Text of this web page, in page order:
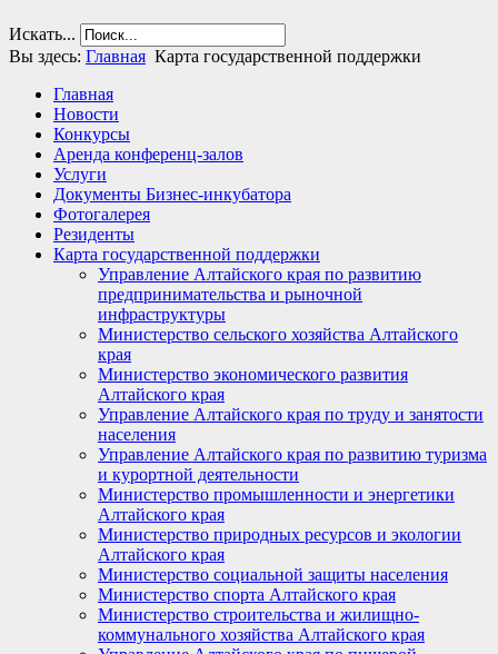
Искать...
Вы здесь: Главная Карта государственной поддержки
Главная
Новости
Конкурсы
Аренда конференц-залов
Услуги
Документы Бизнес-инкубатора
Фотогалерея
Резиденты
Карта государственной поддержки
Управление Алтайского края по развитию
предпринимательства и рыночной
инфраструктуры
Министерство сельского хозяйства Алтайского
края
Министерство экономического развития
Алтайского края
Управление Алтайского края по труду и занятости
населения
Управление Алтайского края по развитию туризма
и курортной деятельности
Министерство промышленности и энергетики
Алтайского края
Министерство природных ресурсов и экологии
Алтайского края
Министерство социальной защиты населения
Министерство спорта Алтайского края
Министерство строительства и жилищно-
коммунального хозяйства Алтайского края